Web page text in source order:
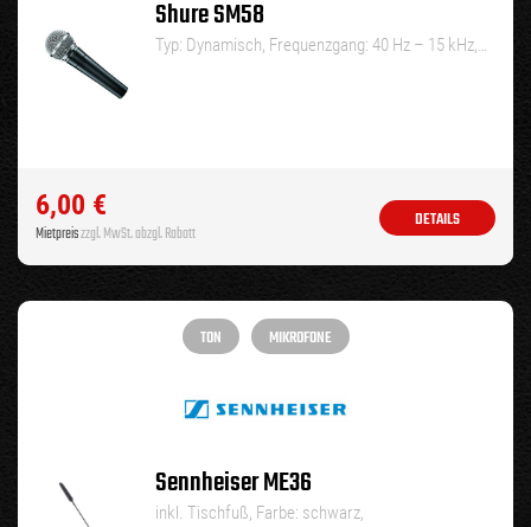
Shure SM58
Typ: Dynamisch, Frequenzgang: 40 Hz – 15 kHz,…
6,00 €
Mietpreiszzgl. MwSt. abzgl. Rabatt
DETAILS
TON MIKROFONE
Sennheiser ME36
inkl. Tischfuß, Farbe: schwarz,